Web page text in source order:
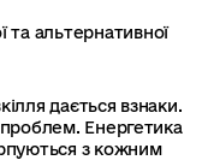
та альтернативної
дається взнаки.
Енергетика
з кожним